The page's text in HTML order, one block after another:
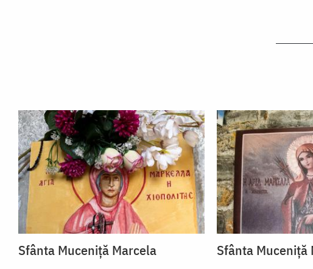
Sfânta Muceniță Marcela Sfânta Muceniță